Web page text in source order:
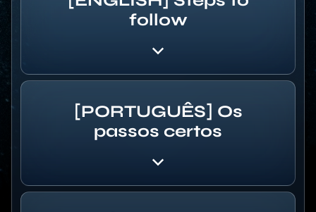
follow
[PORTUGUÊS] Os
passos certos